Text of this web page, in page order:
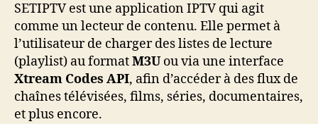
SETIPTV est une application IPTV qui agit
comme un lecteur de contenu. Elle permet à
l’utilisateur de charger des listes de lecture
(playlist) au formatM3Uou via une interface
Xtream Codes API, afin d’accéder à des flux de
chaînes télévisées, films, séries, documentaires,
et plus encore.